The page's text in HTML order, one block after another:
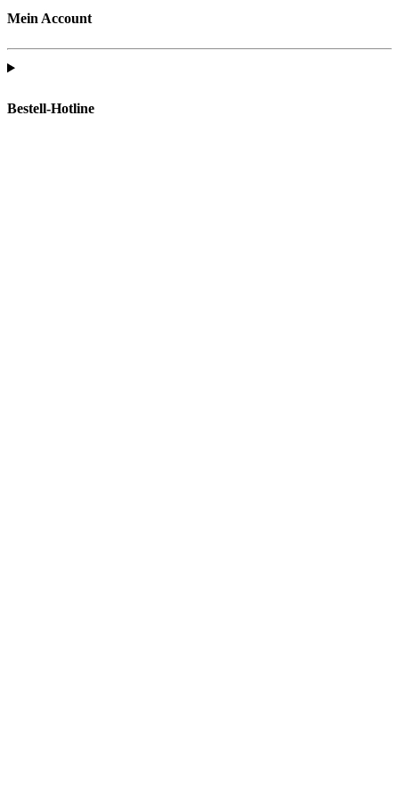
Mein Account
Bestell-Hotline